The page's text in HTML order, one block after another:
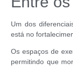
Um dos
está no
Os espaços de
permitindo que